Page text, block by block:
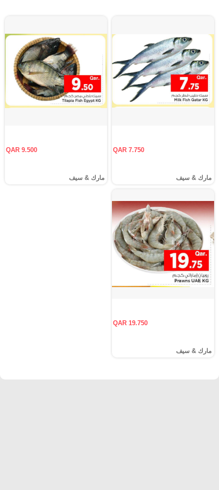
QAR 7.750
مارك & سيف
QAR 9.500
مارك & سيف
QAR 19.750
مارك & سيف